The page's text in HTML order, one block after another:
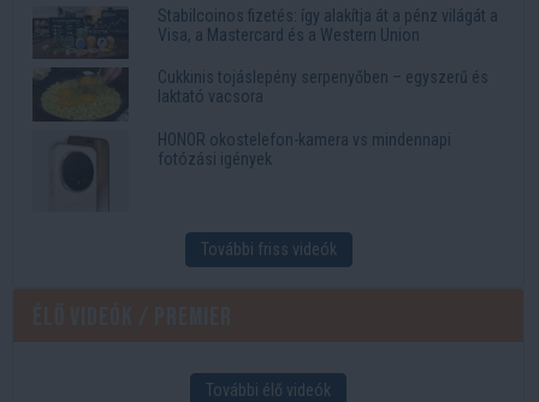
Stabilcoinos fizetés: így alakítja át a pénz világát a
Visa, a Mastercard és a Western Union
Cukkinis tojáslepény serpenyőben – egyszerű és
laktató vacsora
HONOR okostelefon-kamera vs mindennapi
fotózási igények
További friss videók
További élő videók